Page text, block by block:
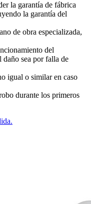
la garantía de fábrica
la garantía del
de obra especializada,
del
sea por falla de
igual o similar en caso
durante los primeros